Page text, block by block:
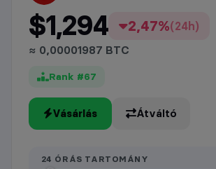
$1,294 2,47%(24h)
≈ 0,00001987 BTC
Rank #67
Vásárlás Átváltó
24 ÓRÁS TARTOMÁNY